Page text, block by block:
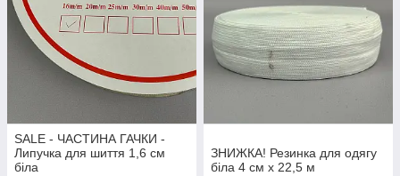
SALE - ЧАСТИНА ГАЧКИ -
Липучка для шиття 1,6 см
біла
ЗНИЖКА! Резинка для одягу
біла 4 см х 22,5 м